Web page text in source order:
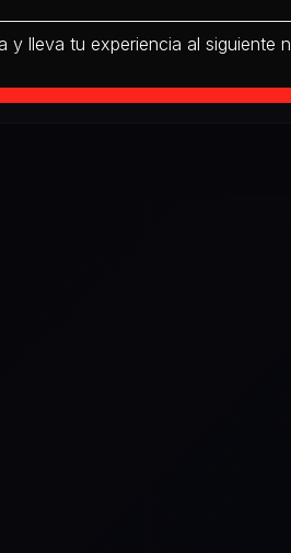
y lleva tu experiencia al